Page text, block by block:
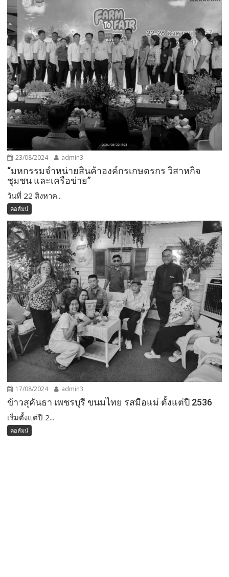
23/08/2024 admin3
“มหกรรมจำหน่ายสินค้าองค์กรเกษตรกร วิสาหกิจ
ชุมชน และเครือข่าย”
วันที่ 22 สิงหาค...
คอลัมน์
17/08/2024 admin3
ข้าวสุคันธา เพชรบุรี ขนมไทย รสมือแม่ ตั้งแต่ปี 2536
เริ่มตั้งแต่ปี 2...
คอลัมน์